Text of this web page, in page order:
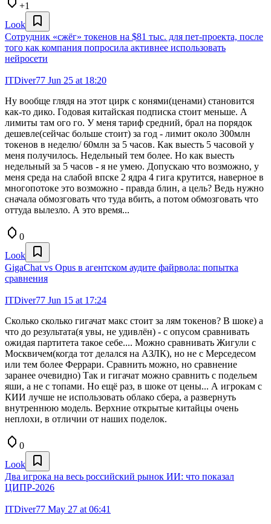
+1
Look
Сотрудник «сжёг» токенов на $81 тыс. для пет-проекта, после
того как компания попросила активнее использовать
нейросети
ITDiver77 Jun 25 at 18:20
Ну вообще глядя на этот цирк с конями(ценами) становится
как-то дико. Годовая китайская подписка стоит меньше. А
лимиты там ого го. У меня тариф средний, брал на порядок
дешевле(сейчас больше стоит) за год - лимит около 300млн
токенов в неделю/ 60млн за 5 часов. Как выесть 5 часовой у
меня получилось. Недельный тем более. Но как выесть
недельный за 5 часов - я не умею. Допускаю что возможно, у
меня среда на слабой впске 2 ядра 4 гига крутится, наверное в
многопотоке это возможно - правда блин, а цель? Ведь нужно
сначала обмозговать что туда вбить, а потом обмозговать что
оттуда вылезло. А это время...
0
Look
GigaChat vs Opus в агентском аудите файрвола: попытка
сравнения
ITDiver77 Jun 15 at 17:24
Сколько сколько гигачат макс стоит за лям токенов? В шоке) а
что до результата(я увы, не удивлён) - с опусом сравнивать
ожидая партитета такое себе.... Можно сравнивать Жигули с
Москвичем(когда тот делался на АЗЛК), но не с Мерседесом
или тем более Феррари. Сравнить можно, но сравнение
заранее очевидно) Так и гигачат можно сравнить с подельем
яши, а не с топами. Но ещё раз, в шоке от цены... А игрокам с
КИИ лучше не использовать облако сбера, а развернуть
внутреннюю модель. Верхние открытые китайцы очень
неплохи, в отличии от наших поделок.
0
Look
Два игрока на весь российский рынок ИИ: что показал
ЦИПР-2026
ITDiver77 May 27 at 06:41